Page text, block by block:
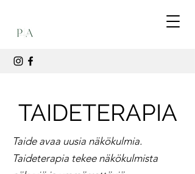
TAIDETERAPIA
Taide avaa uusia näkökulmia.
Taideterapia tekee näkökulmista